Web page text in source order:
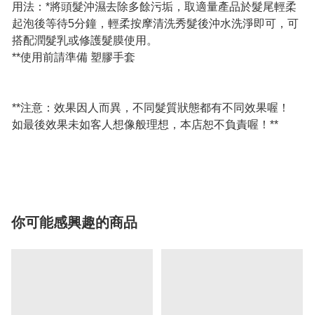
用法：*將頭髮沖濕去除多餘污垢，取適量產品於髮尾輕柔
起泡後等待5分鐘，輕柔按摩清洗秀髮後沖水洗淨即可，可
搭配潤髮乳或修護髮膜使用。
**使用前請準備 塑膠手套
**注意：效果因人而異，不同髮質狀態都有不同效果喔！
如最後效果未如客人想像般理想，本店恕不負責喔！**
你可能感興趣的商品